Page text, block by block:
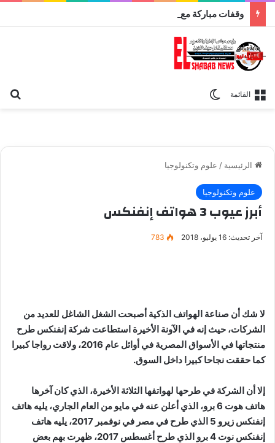
القائمة
الرئيسية / علوم وتكنولوجيا
علوم وتكنولوجيا
أبرز عيوب 3 هواتف إنفنكس
آخر تحديث: 16 يوليو، 2018 783
لا شك أن صناعة الهواتف الذكية أصبحت الشغل الشاغل للعديد من
الشركات، حيث إنه في الآونة الأخيرة استطاعت شركة إنفنكس طرح
منتجاتها في الأسواق المصرية في أوائل عام 2016، ولاقت رواجا كبيرا
كما حققت نجاحا كبيرا داخل السوق.
إلا أن الشركة في طرحها لهواتفها الثلاثة الأخيرة، الذي كان آخرها
هاتف هوت 6 برو، الذي أعلن عنه في مايو من العام الجاري، يليه هاتف
إنفنكس زيرو 5 الذي طرح في مصر في نوفمبر 2017، يليه هاتف
إنفنكس نوت 4 برو الذي طرح أغسطس 2017، ظهرت بهم بعض